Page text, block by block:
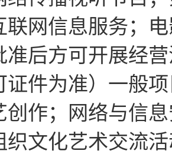
联网信息服务；
准后方可开展经
证件为准）一般
创作；网络与信
织文化艺术交流